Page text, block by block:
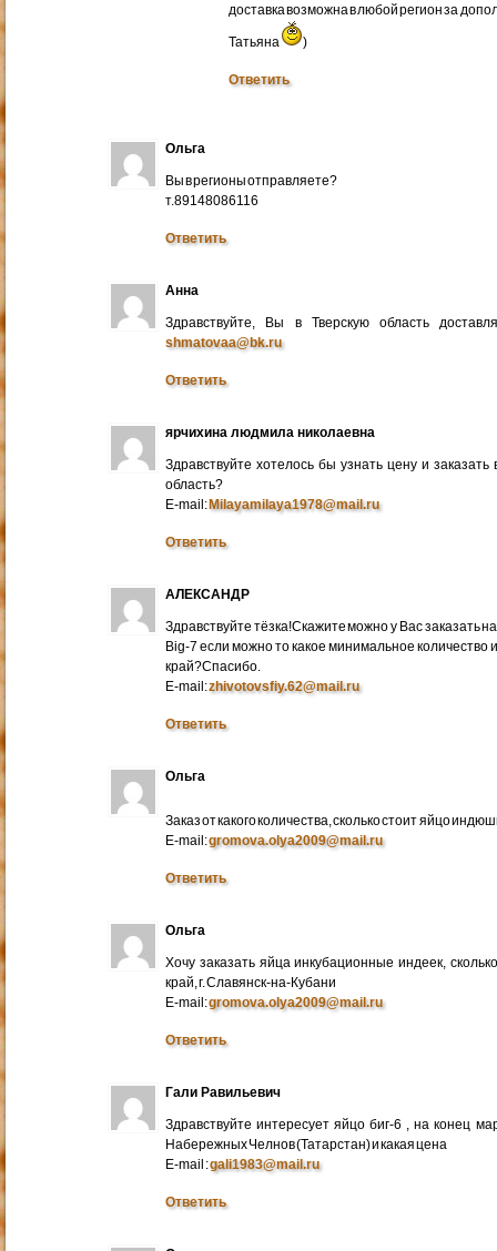
доставка возможна в любой регион за
Татьяна )
Ответить
Ольга
Вы в регионы отправляете?
т.89148086116
Ответить
Анна
Здравствуйте, Вы в Тверскую область
shmatovaa@bk.ru
Ответить
ярчихина людмила николаевна
Здравствуйте хотелось бы узнать цену и
область?
E-mail:Milayamilaya1978@mail.ru
Ответить
АЛЕКСАНДР
Здравствуйте тёзка!Скажите можно у Вас заказать
Big-7 если можно то какое минимальное количество
край?Спасибо.
E-mail:zhivotovsfiy.62@mail.ru
Ответить
Ольга
Заказ от какого количества, сколько стоит яйцо
E-mail:gromova.olya2009@mail.ru
Ответить
Ольга
Хочу заказать яйца инкубационные индеек,
край, г. Славянск-на-Кубани
E-mail:gromova.olya2009@mail.ru
Ответить
Гали Равильевич
Здравствуйте интересует яйцо биг-6 , на конец
Набережных Челнов (Татарстан) и какая цена
E-mail :gali1983@mail.ru
Ответить